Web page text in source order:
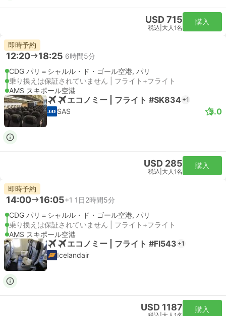
USD 715
税込 大人1名
購入
即時予約
12:20 18:25 6時間5分
CDG パリ＝シャルル・ド・ゴール空港, パリ
乗り換えは保証されていません | フライト+フライト
AMS スキポール空港
エコノミー | フライト #SK834 +1
SAS 5.0
USD 285
税込 大人1名
購入
即時予約
14:00 16:05+1 1日2時間5分
CDG パリ＝シャルル・ド・ゴール空港, パリ
乗り換えは保証されていません | フライト+フライト
AMS スキポール空港
エコノミー | フライト #FI543 +1
Icelandair
USD 1187 購入